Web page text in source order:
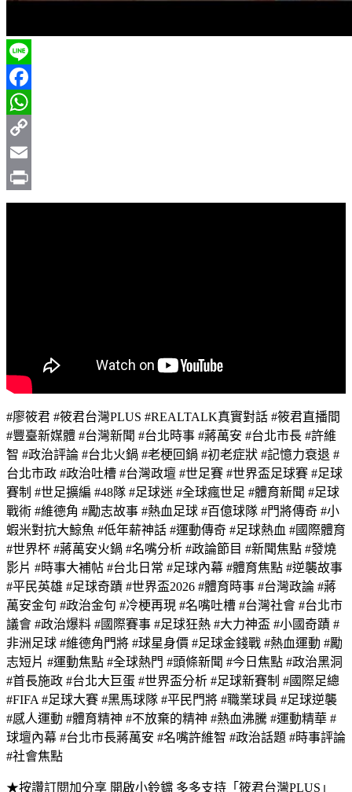
Line
Facebook
WhatsApp
Copy
Link
Email
Print
#廖筱君 #筱君台灣PLUS #REALTALK真實對話 #筱君直播間
#豐臺新媒體 #台灣新聞 #台北時事 #蔣萬安 #台北市長 #許維
智 #政治評論 #台北火鍋 #老梗回鍋 #初老症狀 #記憶力衰退 #
台北市政 #政治吐槽 #台灣政壇 #世足賽 #世界盃足球賽 #足球
賽制 #世足擴編 #48隊 #足球迷 #全球瘋世足 #體育新聞 #足球
戰術 #維德角 #勵志故事 #熱血足球 #百億球隊 #門將傳奇 #小
蝦米對抗大鯨魚 #低年薪神話 #運動傳奇 #足球熱血 #國際體育
#世界杯 #蔣萬安火鍋 #名嘴分析 #政論節目 #新聞焦點 #發燒
影片 #時事大補帖 #台北日常 #足球內幕 #體育焦點 #逆襲故事
#平民英雄 #足球奇蹟 #世界盃2026 #體育時事 #台灣政論 #蔣
萬安金句 #政治金句 #冷梗再現 #名嘴吐槽 #台灣社會 #台北市
議會 #政治爆料 #國際賽事 #足球狂熱 #大力神盃 #小國奇蹟 #
非洲足球 #維德角門將 #球星身價 #足球金錢戰 #熱血運動 #勵
志短片 #運動焦點 #全球熱門 #頭條新聞 #今日焦點 #政治黑洞
#首長施政 #台北大巨蛋 #世界盃分析 #足球新賽制 #國際足總
#FIFA #足球大賽 #黑馬球隊 #平民門將 #職業球員 #足球逆襲
#感人運動 #體育精神 #不放棄的精神 #熱血沸騰 #運動精華 #
球壇內幕 #台北市長蔣萬安 #名嘴許維智 #政治話題 #時事評論
#社會焦點
★按讚訂閱加分享 開啟小鈴鐺 多多支持「筱君台灣PLUS」